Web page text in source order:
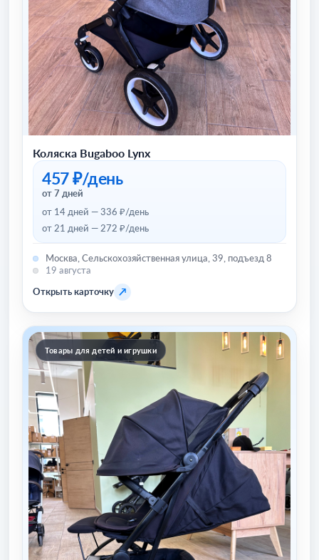
Коляска Bugaboo Lynx
457 ₽/день
от 7 дней
от 14 дней — 336 ₽/день
от 21 дней — 272 ₽/день
Москва, Сельскохозяйственная улица, 39, подъезд 8
19 августа
Открыть карточку ↗
Товары для детей и игрушки